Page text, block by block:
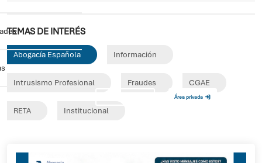
Área privada
TEMAS DE INTERÉS
Abogacía Española Información
Intrusismo Profesional Fraudes CGAE
RETA Institucional